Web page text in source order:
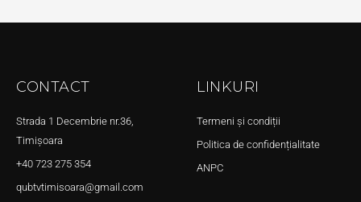
CONTACT
Strada 1 Decembrie nr.36,
Timișoara
+40 723 275 354
qubtvtimisoara@gmail.com
LINKURI
Termeni și condiții
Politica de confidențialitate
ANPC